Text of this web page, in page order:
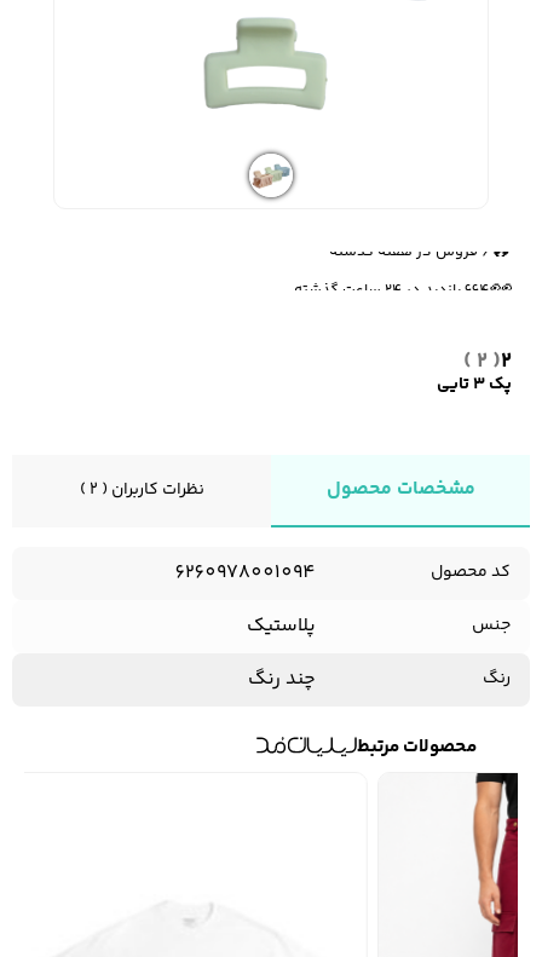
شلوارک مردانه ژاکت و پلیور مردانه
کیف مردانه
کیف پول و جاکارتی
کمربند مردانه
کفش مردانه
لباس زیر و راحتی
2
( 2 )
پک 3 تایی
مشخصات محصول نظرات کاربران ( 2 )
کد محصول 6260978001094
جنس پلاستیک
رنگ چند رنگ
محصولات مرتبط